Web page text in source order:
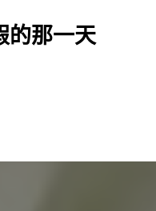
的那一天